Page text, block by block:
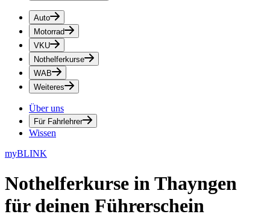
Auto
Motorrad
VKU
Nothelferkurse
WAB
Weiteres
Über uns
Für Fahrlehrer
Wissen
myBLINK
Nothelferkurse in Thayngen
für deinen Führerschein